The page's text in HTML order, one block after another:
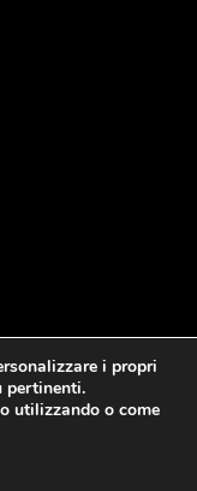
i propri
pertinenti.
utilizzando o come